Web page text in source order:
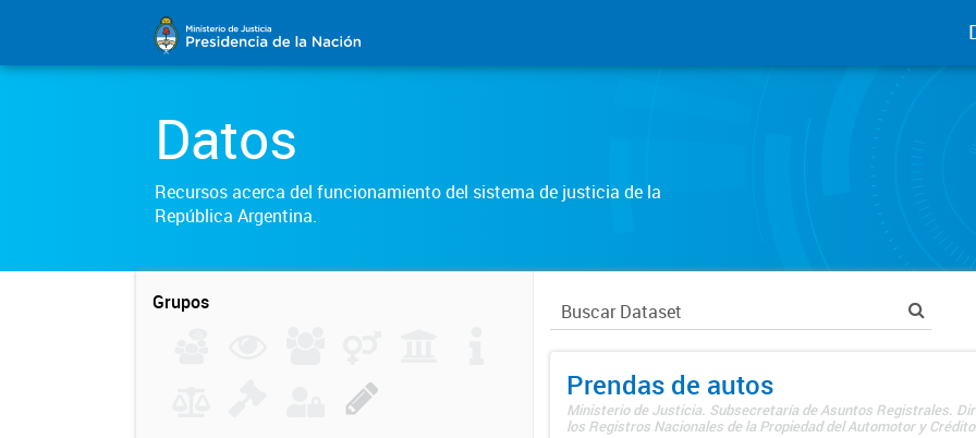
Datos
Recursos acerca del funcionamiento del sistema de justicia de la
República Argentina.
Grupos
Prendas de autos
Ministerio de Justicia. Subsecretaría de Asuntos Registrales.
los Registros Nacionales de la Propiedad del Automotor y